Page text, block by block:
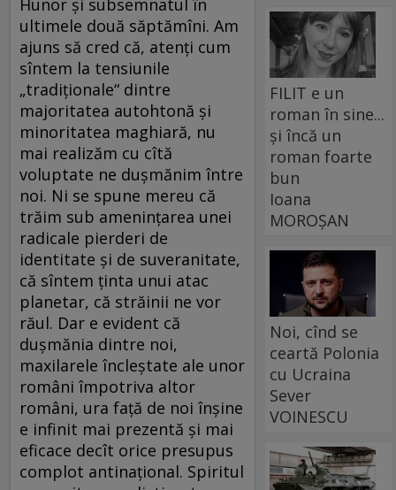
Hunor și subsemnatul în
ultimele două săptămîni. Am
ajuns să cred că, atenți cum
sîntem la tensiunile
„tradiționale“ dintre
majoritatea autohtonă și
minoritatea maghiară, nu
mai realizăm cu cîtă
voluptate ne dușmănim între
noi. Ni se spune mereu că
trăim sub amenințarea unei
radicale pierderi de
identitate și de suveranitate,
că sîntem ținta unui atac
planetar, că străinii ne vor
răul. Dar e evident că
dușmănia dintre noi,
maxilarele încleștate ale unor
români împotriva altor
români, ura față de noi înșine
e infinit mai prezentă și mai
eficace decît orice presupus
complot antinațional. Spiritul
FILIT e un
roman în sine...
și încă un
roman foarte
bun
Ioana
MOROȘAN
Noi, cînd se
ceartă Polonia
cu Ucraina
Sever
VOINESCU